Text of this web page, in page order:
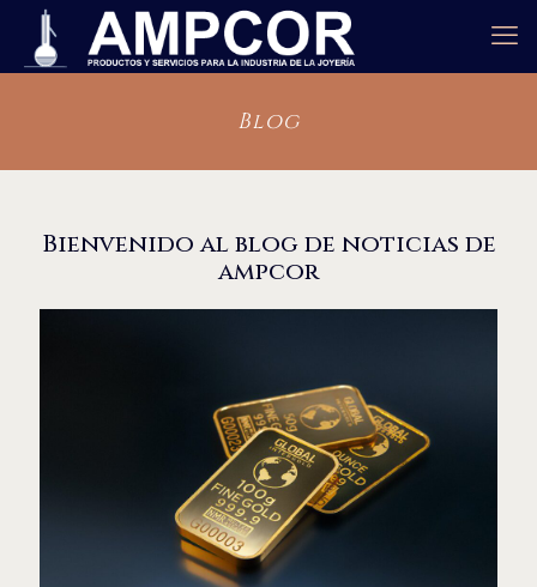
Blog
Bienvenido al blog de noticias de
ampcor